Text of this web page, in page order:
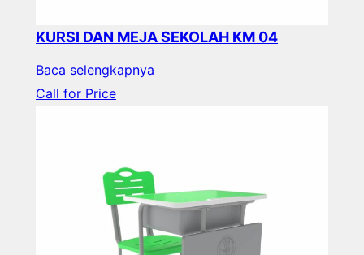
KURSI DAN MEJA SEKOLAH KM 04
Baca selengkapnya
Call for Price